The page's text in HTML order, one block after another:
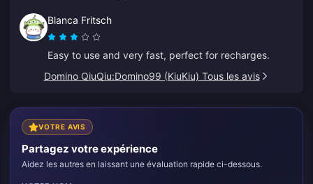
Blanca Fritsch
Easy to use and very fast, perfect for recharges.
Domino QiuQiu:Domino99 (KiuKiu) Tous les avis
VOTRE AVIS
Partagez votre expérience
Aidez les autres en laissant une évaluation rapide ci-dessous.